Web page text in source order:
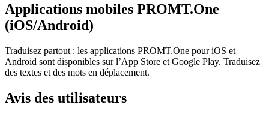
Applications mobiles PROMT.One
(iOS/Android)
Traduisez partout : les applications PROMT.One pour iOS et
Android sont disponibles sur l’App Store et Google Play. Traduisez
des textes et des mots en déplacement.
Avis des utilisateurs